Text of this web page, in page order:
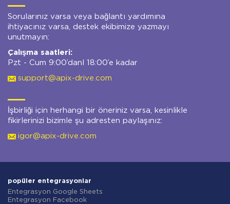
Sorularınız varsa veya bağlantı yardımına
ihtiyacınız varsa, destek ekibimize yazmayı
unutmayın:
Çalışma saatleri:
Pzt - Cum 9:00’danl 18:00’e kadar
support@apix-drive.com
İşbirliği için herhangi bir öneriniz varsa, kesinlikle
fikirlerinizi bizimle şu adresten paylaşınız:
igor@apix-drive.com
popüler entegrasyonlar
Entegrasyon Google Sheets
Entegrasyon Facebook